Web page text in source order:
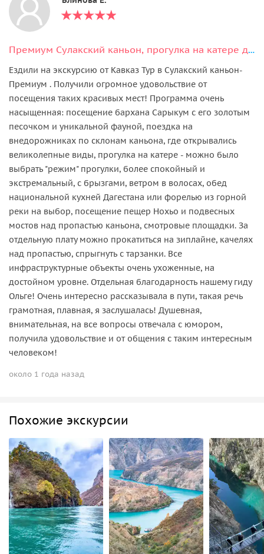
Премиум Сулакский каньон, прогулка на катере до плачущих водопадов и Нохъо
Ездили на экскурсию от Кавказ Тур в Сулакский каньон-
Премиум . Получили огромное удовольствие от
посещения таких красивых мест! Программа очень
насыщенная: посещение бархана Сарыкум с его золотым
песочком и уникальной фауной, поездка на
внедорожниках по склонам каньона, где открывались
великолепные виды, прогулка на катере - можно было
выбрать "режим" прогулки, более спокойный и
экстремальный, с брызгами, ветром в волосах, обед
национальной кухней Дагестана или форелью из горной
реки на выбор, посещение пещер Нохьо и подвесных
мостов над пропастью каньона, смотровые площадки. За
отдельную плату можно прокатиться на зиплайне, качелях
над пропастью, спрыгнуть с тарзанки. Все
инфраструктурные объекты очень ухоженные, на
достойном уровне. Отдельная благодарность нашему гиду
Ольге! Очень интересно рассказывала в пути, такая речь
грамотная, плавная, я заслушалась! Душевная,
внимательная, на все вопросы отвечала с юмором,
получила удовольствие и от общения с таким интересным
человеком!
около 1 года назад
Похожие экскурсии